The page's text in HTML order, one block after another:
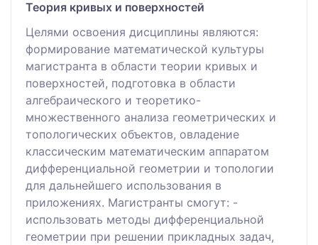
Теория кривых и поверхностей
Целями освоения дисциплины являются:
формирование математической культуры
магистранта в области теории кривых и
поверхностей, подготовка в области
алгебраического и теоретико-
множественного анализа геометрических и
топологических объектов, овладение
классическим математическим аппаратом
дифференциальной геометрии и топологии
для дальнейшего использования в
приложениях. Магистранты смогут: -
использовать методы дифференциальной
геометрии при решении прикладных задач,